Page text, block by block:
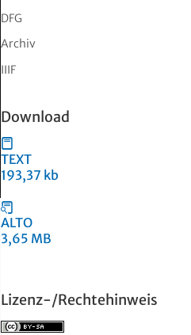
DFG
Archiv
IIIF
Download
TEXT
193,37 kb
ALTO
3,65 MB
Lizenz-/Rechtehinweis